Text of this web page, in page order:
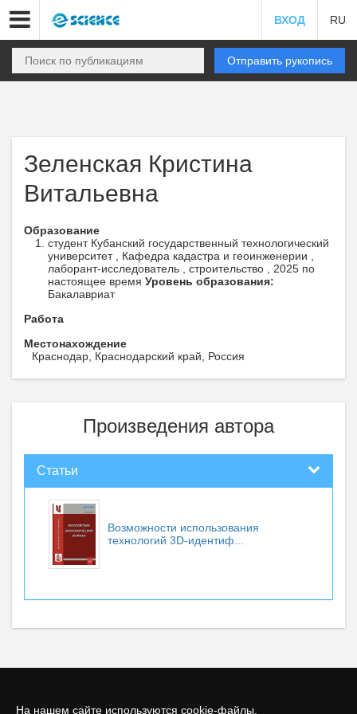
На нашем сайте используются cookie-файлы.
ВХОД RU
Отправить рукопись
Зеленская Кристина
Витальевна
Образование
студент Кубанский государственный технологический
университет , Кафедра кадастра и геоинженерии ,
лаборант-исследователь , строительство , 2025 по
настоящее время Уровень образования:
Бакалавриат
Работа
Местонахождение
Краснодар, Краснодарский край, Россия
Произведения автора
Статьи
Возможности использования
технологий 3D-идентиф...